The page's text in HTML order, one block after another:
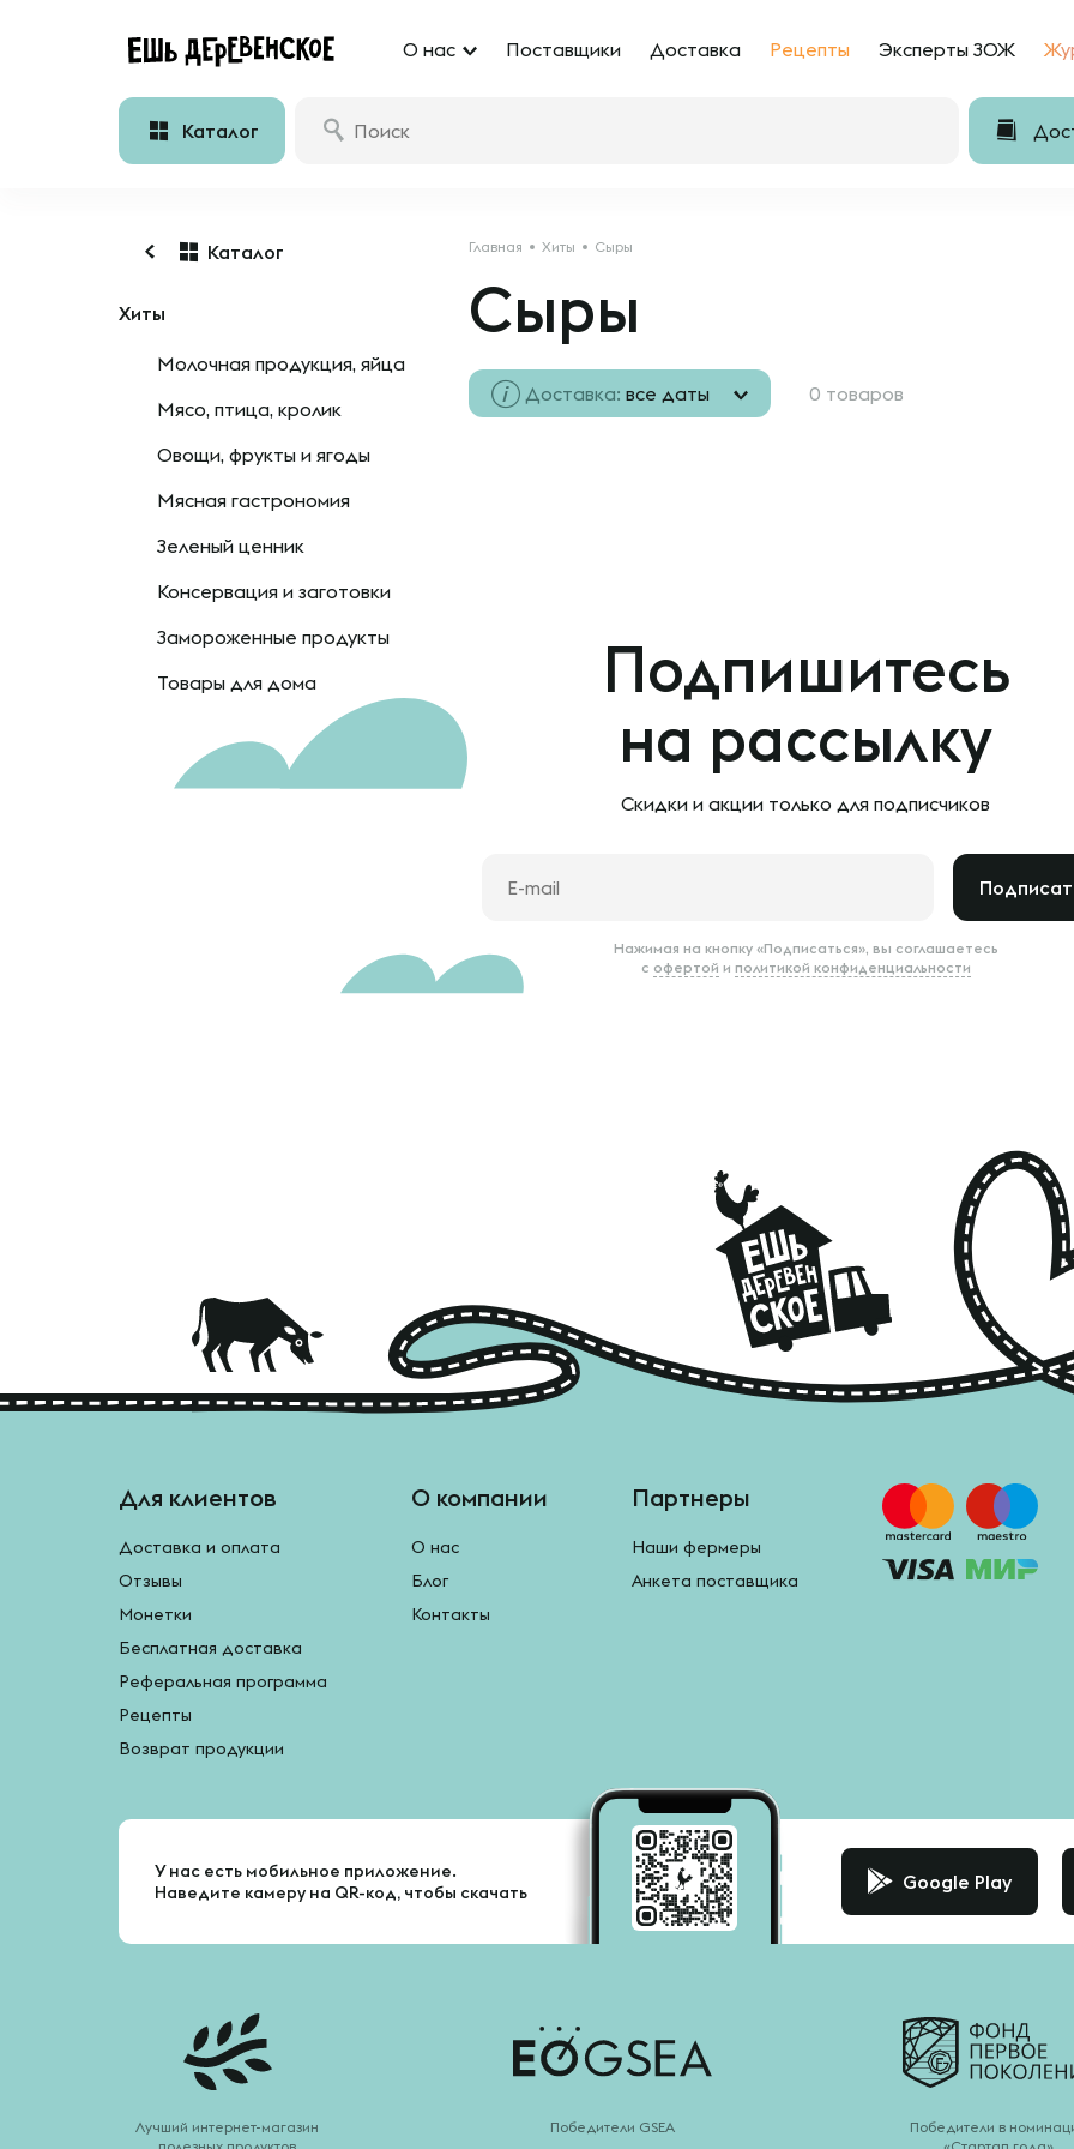
О нас Поставщики Доставка Рецепты Эксперты ЗОЖ
Каталог
Каталог
Хиты
Молочная продукция, яйца
Мясо, птица, кролик
Овощи, фрукты и ягоды
Мясная гастрономия
Зеленый ценник
Консервация и заготовки
Замороженные продукты
Товары для дома
Главная Хиты Сыры
Сыры
Доставка: все даты 0 товаров
Подпишитесь
на рассылку
Скидки и акции только для подписчиков
Нажимая на кнопку «Подписаться», вы соглашаетесь
с офертой и политикой конфиденциальности
Для клиентов
Доставка и оплата
Отзывы
Монетки
Бесплатная доставка
Реферальная программа
Рецепты
Возврат продукции
О компании
О нас
Блог
Контакты
Партнеры
Наши фермеры
Анкета поставщика
У нас есть мобильное приложение.
Наведите камеру на QR-код, чтобы скачать
Google Play
Лучший интернет-магазин
Победители GSEA
Победители в